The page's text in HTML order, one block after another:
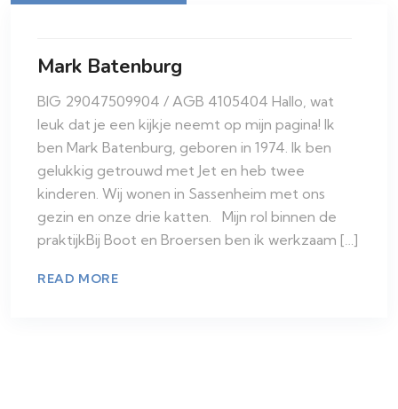
Mark Batenburg
BIG 29047509904 / AGB 4105404 Hallo, wat
leuk dat je een kijkje neemt op mijn pagina! Ik
ben Mark Batenburg, geboren in 1974. Ik ben
gelukkig getrouwd met Jet en heb twee
kinderen. Wij wonen in Sassenheim met ons
gezin en onze drie katten. Mijn rol binnen de
praktijkBij Boot en Broersen ben ik werkzaam […]
READ MORE